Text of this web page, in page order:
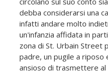
debba considerarsi una
infatti andare molto
un'infanzia affidata in
zona di St. Urbain Street
padre, un pugile a
ansioso di trasmettere